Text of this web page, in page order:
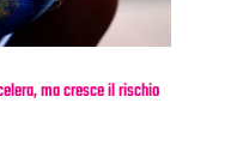
ma cresce il rischio